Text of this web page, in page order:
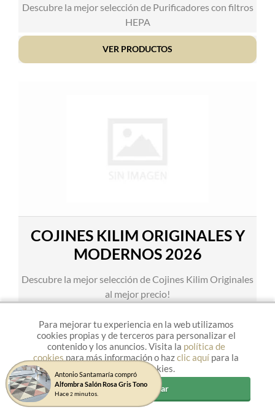
Descubre la mejor selección de Purificadores con filtros
HEPA
VER PRODUCTOS
COJINES KILIM ORIGINALES Y
MODERNOS 2026
Descubre la mejor selección de Cojines Kilim Originales
al mejor precio!
VER PRODUCTOS
Antonio Santamaría compró
Alfombra Salón Rosa Gris Tono
Hace 2 minutos.
Para mejorar tu experiencia en la web utilizamos
cookies propias y de terceros para personalizar el
contenido y los anuncios. Visita la política de
cookies para más información o hazclic aquí para la
Gestión de cookies.
Aceptar y cerrar